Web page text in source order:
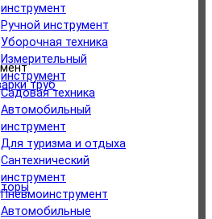
инструмент
Ручной инструмент
Уборочная техника
Измерительный
инструмент
Садовая техника
Автомобильный
инструмент
Для туризма и отдыха
Сантехнический
инструмент
Пневмоинструмент
Автомобильные
труб
инструмент